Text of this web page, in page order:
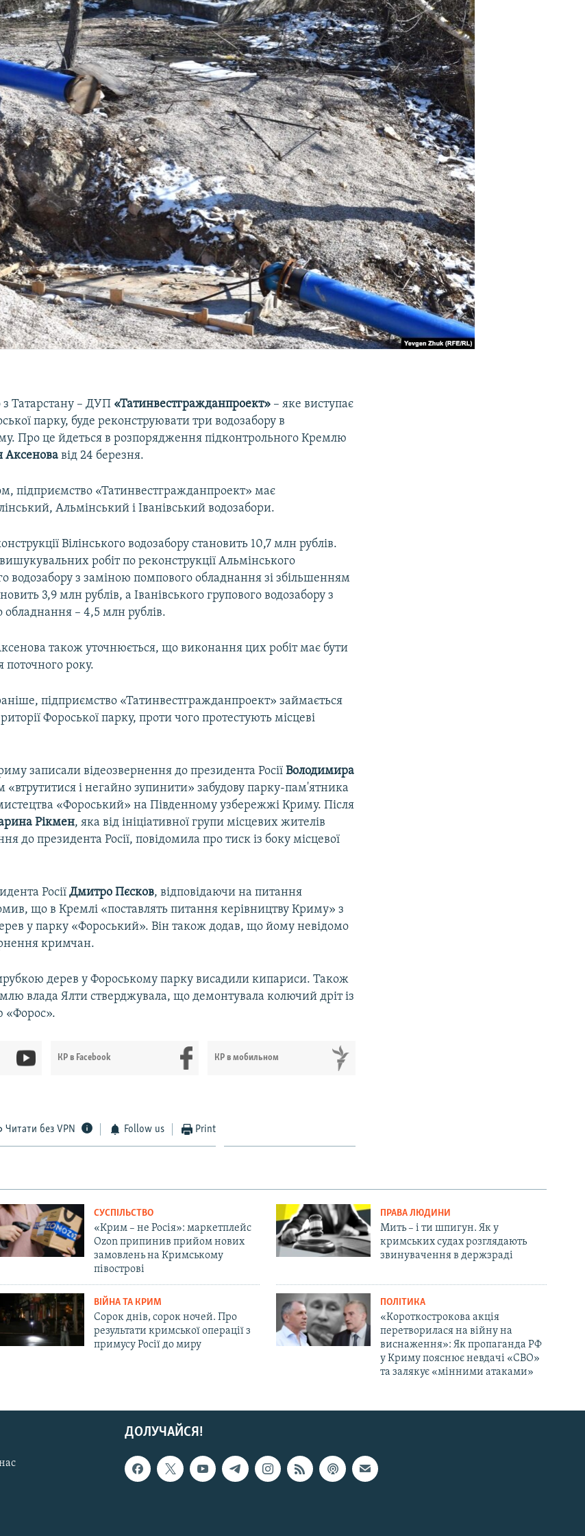
Татарстану – ДУП «Татинвестгражданпроект» – яке виступає
парку, буде реконструювати три водозабору в
Про це йдеться в розпорядження підконтрольного Кремлю
Аксенова від 24 березня.
підприємство «Татинвестгражданпроект» має
Альмінський і Іванівський водозабори.
Вілінського водозабору становить 10,7 млн рублів.
робіт по реконструкції Альмінського
водозабору з заміною помпового обладнання зі збільшенням
3,9 млн рублів, а Іванівського групового водозабору з
– 4,5 млн рублів.
також уточнюється, що виконання цих робіт має бути
поточного року.
підприємство «Татинвестгражданпроект» займається
Фороської парку, проти чого протестують місцеві
записали відеозвернення до президента РосіїВолодимира
«втрутитися і негайно зупинити» забудову парку-пам'ятника
«Фороський» на Південному узбережжі Криму. Після
Рікмен, яка від ініціативної групи місцевих жителів
до президента Росії, повідомила про тиск із боку місцевої
РосіїДмитро Пєсков, відповідаючи на питання
що в Кремлі «поставлять питання керівництву Криму» з
у парку «Фороський». Він також додав, що йому невідомо
кримчан.
дерев у Фороському парку висадили кипариси. Також
влада Ялти стверджувала, що демонтувала колючий дріт із
«Форос».
КР в Facebook КР в мобильном
Читати без VPN Follow us Print
СУСПІЛЬСТВО
«Крим – не Росія»: маркетплейс
Ozon припинив прийом нових
замовлень на Кримському
півострові
ПРАВА ЛЮДИНИ
Мить – і ти шпигун. Як у
кримських судах розглядають
звинувачення в держзраді
ВІЙНА ТА КРИМ
Сорок днів, сорок ночей. Про
результати кримської операції з
примусу Росії до миру
ПОЛІТИКА
«Короткострокова акція
перетворилася на війну на
виснаження»: Як пропаганда РФ
у Криму пояснює невдачі «СВО»
та залякує «мінними атаками»
ДОЛУЧАЙСЯ!